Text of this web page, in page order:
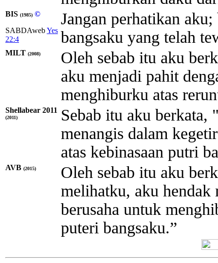
BIS (1985) ©
SABDAwebYes
22:4
Jangan perhatikan
bangsaku yang telah
MILT (2008)
Oleh sebab itu aku
aku menjadi pahit
menghiburku atas
Shellabear 2011
(2011)
Sebab itu aku
menangis dalam
atas kebinasaan putri
AVB (2015)
Oleh sebab itu aku
melihatku, aku hendak
berusaha untuk
puteri bangsaku.”